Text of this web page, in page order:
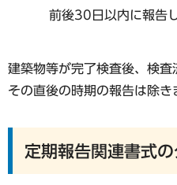
前後30日以内に報告
建築物等が完了検査後、検査
その直後の時期の報告は除き
定期報告関連書式